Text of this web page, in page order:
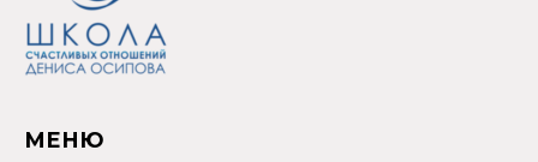
МЕНЮ